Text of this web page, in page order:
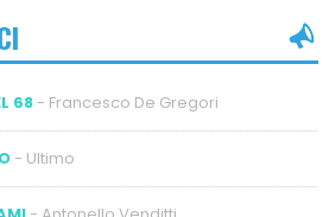
68- Francesco De Gregori
- Ultimo